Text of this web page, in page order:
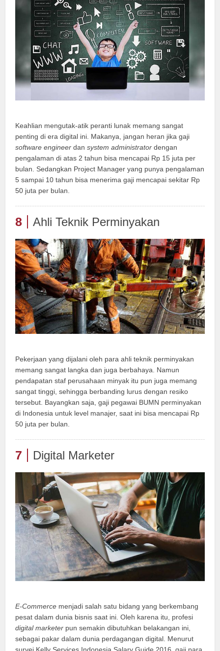
Keahlian mengutak-atik peranti lunak memang sangat
penting di era digital ini. Makanya, jangan heran jika gaji
software engineer dansystem administrator dengan
pengalaman di atas 2 tahun bisa mencapai Rp 15 juta per
bulan. Sedangkan Project Manager yang punya pengalaman
5 sampai 10 tahun bisa menerima gaji mencapai sekitar Rp
50 juta per bulan.
8 Ahli Teknik Perminyakan
Pekerjaan yang dijalani oleh para ahli teknik perminyakan
memang sangat langka dan juga berbahaya. Namun
pendapatan staf perusahaan minyak itu pun juga memang
sangat tinggi, sehingga berbanding lurus dengan resiko
tersebut. Bayangkan saja, gaji pegawai BUMN perminyakan
di Indonesia untuk level manajer, saat ini bisa mencapai Rp
50 juta per bulan.
7 Digital Marketer
E-Commerce menjadi salah satu bidang yang berkembang
pesat dalam dunia bisnis saat ini. Oleh karena itu, profesi
digital marketer pun semakin dibutuhkan belakangan ini,
sebagai pakar dalam dunia perdagangan digital. Menurut
survei Kelly Services Indonesia Salary Guide 2016, gaji para